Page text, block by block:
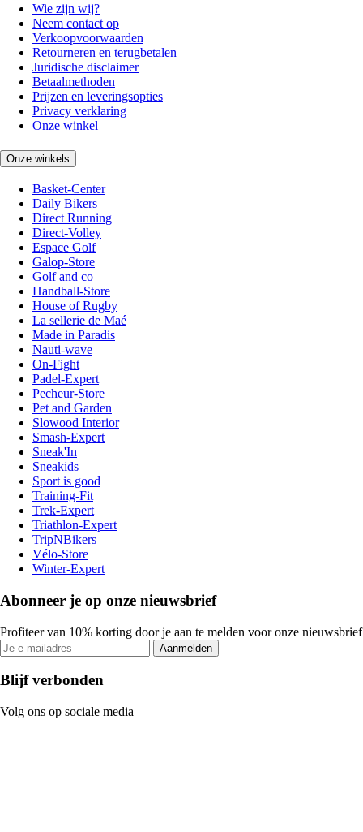
Wie zijn wij?
Neem contact op
Verkoopvoorwaarden
Retourneren en terugbetalen
Juridische disclaimer
Betaalmethoden
Prijzen en leveringsopties
Privacy verklaring
Onze winkel
Onze winkels
Basket-Center
Daily Bikers
Direct Running
Direct-Volley
Espace Golf
Galop-Store
Golf and co
Handball-Store
House of Rugby
La sellerie de Maé
Made in Paradis
Nauti-wave
On-Fight
Padel-Expert
Pecheur-Store
Pet and Garden
Slowood Interior
Smash-Expert
Sneak'In
Sneakids
Sport is good
Training-Fit
Trek-Expert
Triathlon-Expert
TripNBikers
Vélo-Store
Winter-Expert
Abonneer je op onze nieuwsbrief
Profiteer van 10% korting door je aan te melden voor onze nieuwsbrief
Aanmelden
Blijf verbonden
Volg ons op sociale media